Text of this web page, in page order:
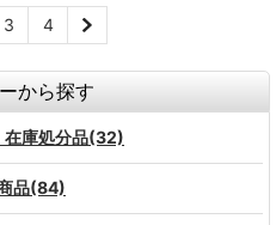
3 4
から探す
在庫処分品(32)
品(84)